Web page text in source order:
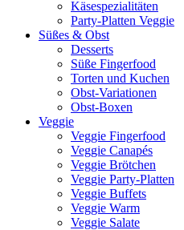
Käsespezialitäten
Party-Platten Veggie
Süßes & Obst
Desserts
Süße Fingerfood
Torten und Kuchen
Obst-Variationen
Obst-Boxen
Veggie
Veggie Fingerfood
Veggie Canapés
Veggie Brötchen
Veggie Party-Platten
Veggie Buffets
Veggie Warm
Veggie Salate